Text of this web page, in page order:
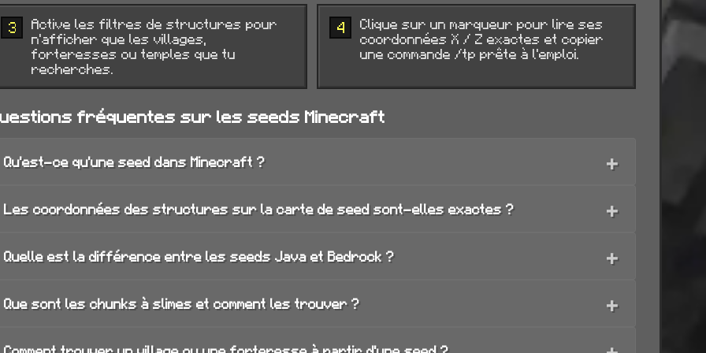
3
Active les filtres de structures pour
n'afficher que les villages,
forteresses ou temples que tu
recherches.
4
Clique sur un marqueur pour lire ses
coordonnées X / Z exactes et copier
une commande /tp prête à l'emploi.
fréquentes sur les seeds Minecraft
Qu'est-ce qu'une seed dans Minecraft ? +
Les coordonnées des structures sur la carte de seed sont-elles exactes ? +
Quelle est la différence entre les seeds Java et Bedrock ? +
Que sont les chunks à slimes et comment les trouver ? +